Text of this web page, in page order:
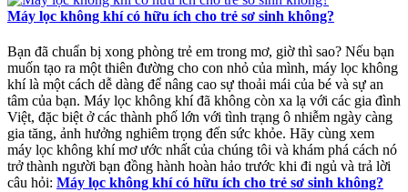
Máy lọc không khí có hữu ích cho trẻ sơ sinh không?
Bạn đã chuẩn bị xong phòng trẻ em trong mơ, giờ thì sao? Nếu bạn
muốn tạo ra một thiên đường cho con nhỏ của mình, máy lọc không
khí là một cách dễ dàng để nâng cao sự thoải mái của bé và sự an
tâm của bạn. Máy lọc không khí đã không còn xa lạ với các gia đình
Việt, đặc biệt ở các thành phố lớn với tình trạng ô nhiễm ngày càng
gia tăng, ảnh hưởng nghiêm trọng đến sức khỏe. Hãy cùng xem
máy lọc không khí mơ ước nhất của chúng tôi và khám phá cách nó
trở thành người bạn đồng hành hoàn hảo trước khi đi ngủ và trả lời
câu hỏi: Máy lọc không khí có hữu ích cho trẻ sơ sinh không?